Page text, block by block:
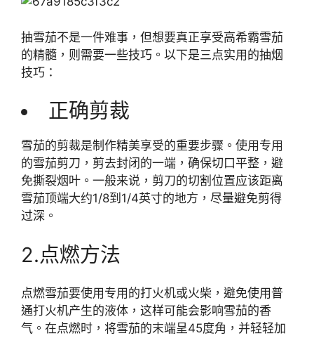
抽雪茄不是一件难事，但想要真正享受高希霸雪茄
的精髓，则需要一些技巧。以下是三点实用的抽烟
技巧：
正确剪裁
雪茄的剪裁是制作精美享受的重要步骤。使用专用
的雪茄剪刀，剪去封闭的一端，确保切口平整，避
免撕裂烟叶。一般来说，剪刀的切割位置应该距离
雪茄顶端大约1/8到1/4英寸的地方，尽量避免剪得
过深。
2.点燃方法
点燃雪茄要使用专用的打火机或火柴，避免使用普
通打火机产生的液体，这样可能会影响雪茄的香
气。在点燃时，将雪茄的末端呈45度角，并轻轻加